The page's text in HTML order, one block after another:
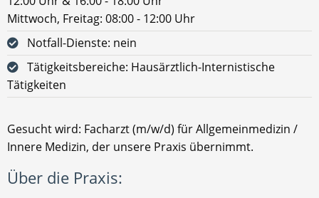
Mittwoch, Freitag: 08:00 - 12:00 Uhr
Notfall-Dienste: nein
Tätigkeitsbereiche: Hausärztlich-Internistische
Tätigkeiten
Gesucht wird: Facharzt (m/w/d) für Allgemeinmedizin /
Innere Medizin, der unsere Praxis übernimmt.
Über die Praxis: